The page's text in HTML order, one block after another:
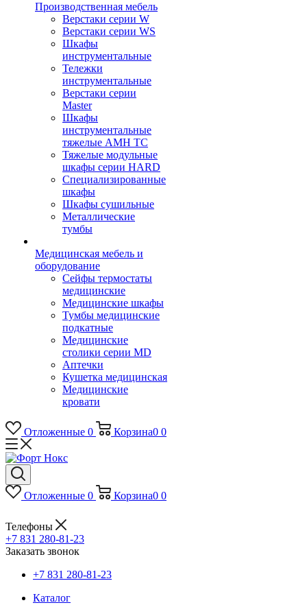
Производственная мебель
Верстаки серии W
Верстаки серии WS
Шкафы
инструментальные
Тележки
инструментальные
Верстаки серии
Master
Шкафы
инструментальные
тяжелые AMH TC
Тяжелые модульные
шкафы серии HARD
Cпециализированные
шкафы
Шкафы сушильные
Металлические
тумбы
Медицинская мебель и
оборудование
Сейфы термостаты
медицинские
Медицинские шкафы
Тумбы медицинские
подкатные
Медицинские
столики серии MD
Аптечки
Кушетка медицинская
Медицинские
кровати
Отложенные 0 Корзина0 0
Отложенные 0 Корзина0 0
Телефоны
+7 831 280-81-23
Заказать звонок
+7 831 280-81-23
Каталог